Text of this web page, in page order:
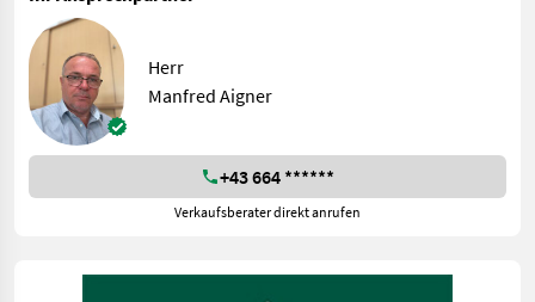
Herr
Manfred Aigner
+43 664 ******
Verkaufsberater direkt anrufen